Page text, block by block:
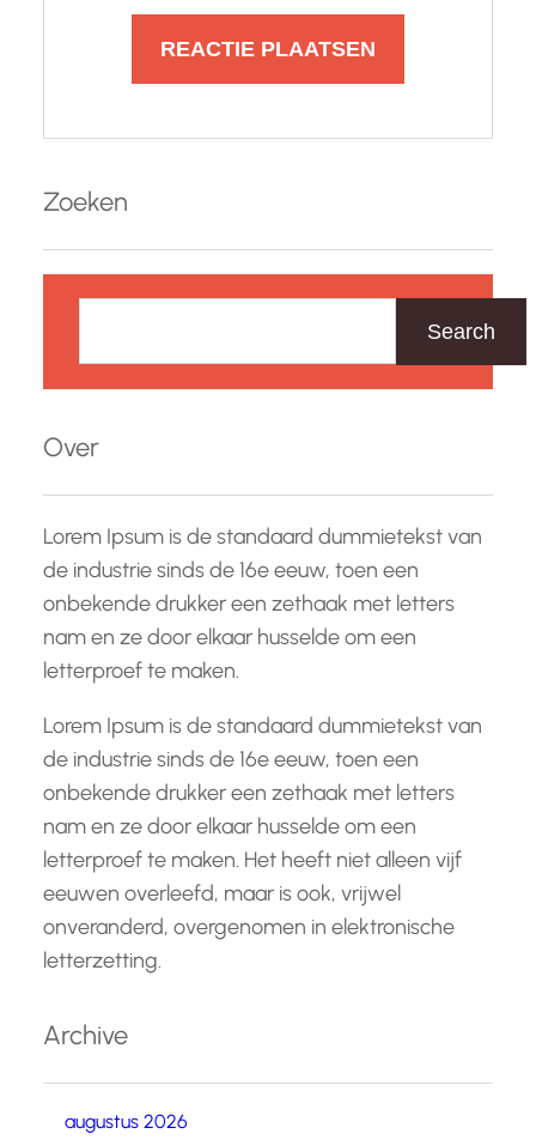
Zoeken
k
n
Search
Over
Lorem Ipsum is de standaard dummietekst van
de industrie sinds de 16e eeuw, toen een
onbekende drukker een zethaak met letters
nam en ze door elkaar husselde om een
letterproef te maken.
Lorem Ipsum is de standaard dummietekst van
de industrie sinds de 16e eeuw, toen een
onbekende drukker een zethaak met letters
nam en ze door elkaar husselde om een
letterproef te maken. Het heeft niet alleen vijf
eeuwen overleefd, maar is ook, vrijwel
onveranderd, overgenomen in elektronische
letterzetting.
Archive
augustus 2026